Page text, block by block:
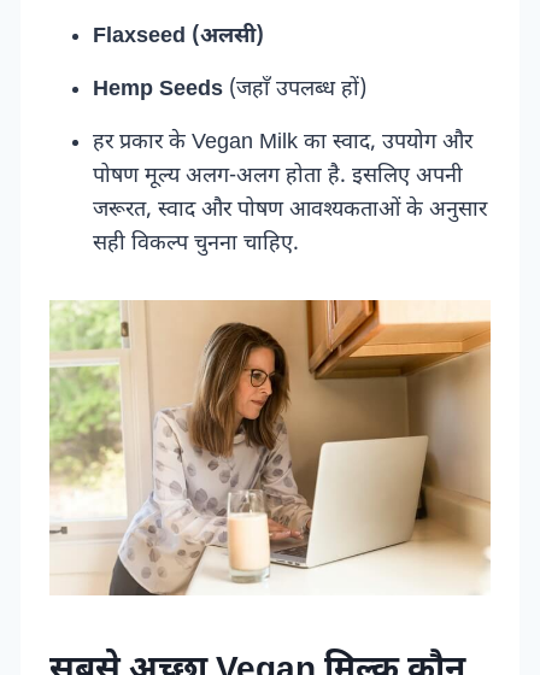
Flaxseed (अलसी)
Hemp Seeds(जहाँ उपलब्ध हों)
हर प्रकार के Vegan Milk का स्वाद, उपयोग और
पोषण मूल्य अलग-अलग होता है. इसलिए अपनी
जरूरत, स्वाद और पोषण आवश्यकताओं के अनुसार
सही विकल्प चुनना चाहिए.